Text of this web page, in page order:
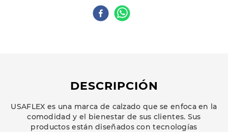
DESCRIPCIÓN
USAFLEX es una marca de calzado que se enfoca en la
comodidad y el bienestar de sus clientes. Sus
productos están diseñados con tecnologías